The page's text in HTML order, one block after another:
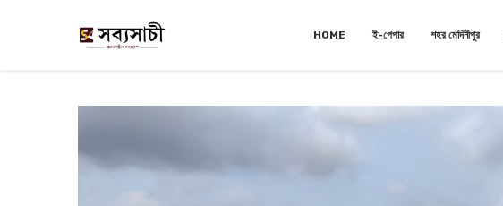
HOME ই-পেপার শহর মেদিনীপুর